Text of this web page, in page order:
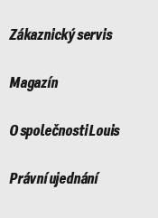
Zákaznický servis
Magazín
O společnosti Louis
Právní ujednání